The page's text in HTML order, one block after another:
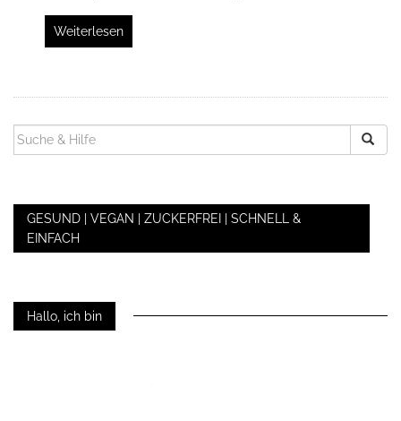
Weiterlesen
SUCHEN
NACH:
GESUND | VEGAN | ZUCKERFREI | SCHNELL &
EINFACH
Hallo, ich bin